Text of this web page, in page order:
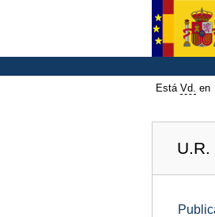
Está Vd. en
U.R.